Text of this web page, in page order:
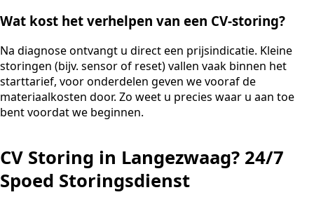
Wat kost het verhelpen van een CV-storing?
Na diagnose ontvangt u direct een prijsindicatie. Kleine
storingen (bijv. sensor of reset) vallen vaak binnen het
starttarief, voor onderdelen geven we vooraf de
materiaalkosten door. Zo weet u precies waar u aan toe
bent voordat we beginnen.
CV Storing in Langezwaag? 24/7
Spoed Storingsdienst